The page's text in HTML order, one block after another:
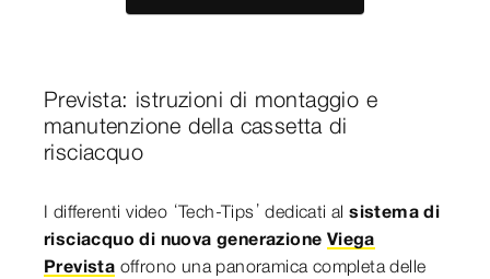
Prevista: istruzioni di montaggio e
manutenzione della cassetta di
risciacquo
I differenti video ‘Tech-Tips’ dedicati alsistema di
risciacquo di nuova generazione Viega
Prevista offrono una panoramica completa delle